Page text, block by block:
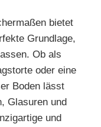
bietet
Grundlage,
Ob als
oder eine
Boden lässt
Glasuren und
und